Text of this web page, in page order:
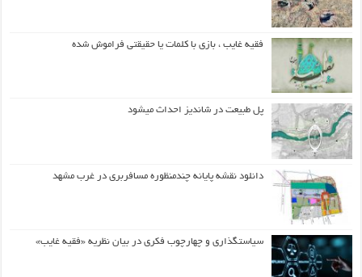
فقیه غایب ، بازی با کلمات یا حقیقتی فراموش شده
پل طبیعت در شاندیز احداث میشود
دانلود نقشه پایانه چندمنظوره مسافربری در غرب مشهد
سیاستگذاری و چهارچوب فکری در بیان نظریه «فقیه غایب»